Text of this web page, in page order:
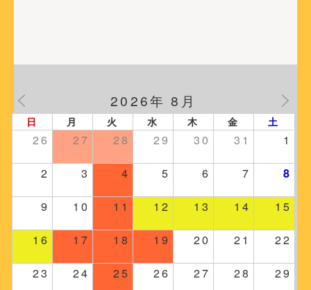
2026年 8月
日 月 火 水 木 金 土
26 27 28 29 30 31 1
2 3 4 5 6 7 8
9 10 11 12 13 14 15
16 17 18 19 20 21 22
23 24 25 26 27 28 29